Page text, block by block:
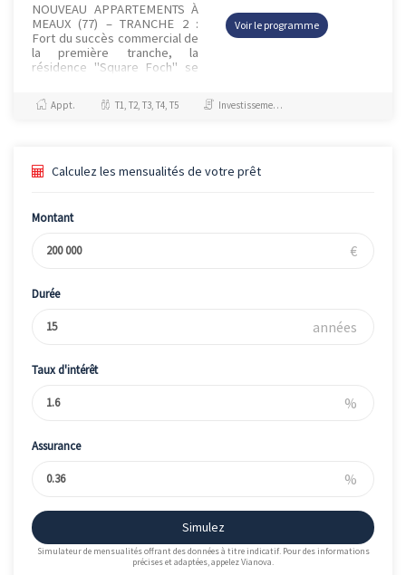
NOUVEAU APPARTEMENTS À
MEAUX (77) – TRANCHE 2 :
Fort du succès commercial de
la première tranche, la
résidence "Square Foch" se
tranche et de beaux
appartements au...
Voir le programme
Appt. T1, T2, T3, T4, T5 Investissement et Défiscalisation, Jeanbrun
Calculez les mensualités de votre prêt
Montant
€
Durée
années
Taux d'intérêt
%
Assurance
%
Simulez
Simulateur de mensualités offrant des données à titre indicatif. Pour des informations
précises et adaptées, appelez Vianova.